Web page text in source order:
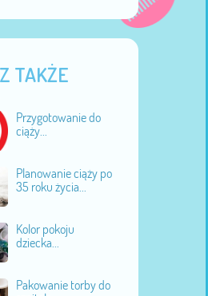
TAKŻE
Przygotowanie do
ciąży...
Planowanie ciąży po
35 roku życia...
Kolor pokoju
dziecka...
Pakowanie torby do